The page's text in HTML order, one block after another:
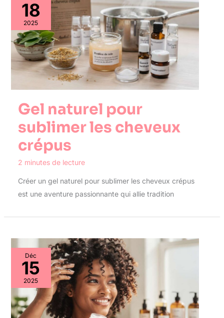
18
2025
Gel naturel pour
sublimer les cheveux
crépus
2 minutes de lecture
Créer un gel naturel pour sublimer les cheveux crépus
est une aventure passionnante qui allie tradition
Déc
15
2025